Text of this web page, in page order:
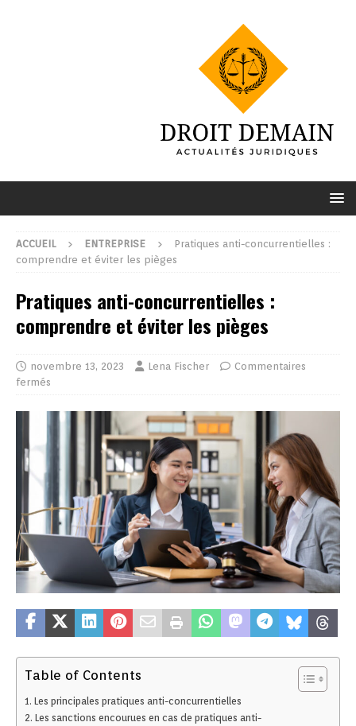
ACCUEIL ENTREPRISE
Pratiques anti-concurrentielles :
comprendre et éviter les pièges
Pratiques anti-concurrentielles :
comprendre et éviter les pièges
novembre 13, 2023 Lena Fischer
Commentaires
fermés
Table of Contents
Les principales pratiques anti-concurrentielles
Les sanctions encourues en cas de pratiques anti-